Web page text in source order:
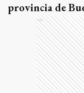
provincia de
Ads